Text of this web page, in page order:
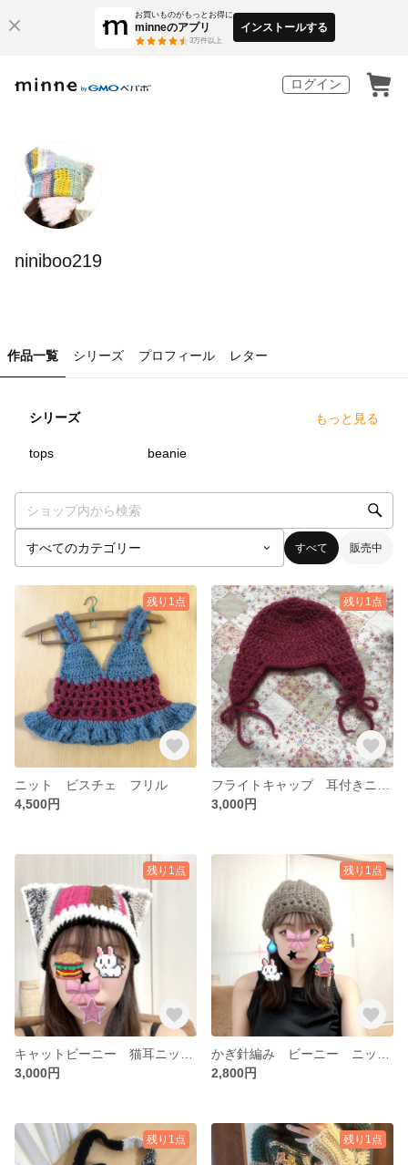
お買いものがもっとお得に
minneのアプリ
3万件以上
インストールする
ログイン
niniboo219
作品一覧 シリーズ プロフィール レター
シリーズ もっと見る
tops beanie
すべて 販売中
残り1点
ニット ビスチェ フリル
4,500円
残り1点
3,000円
残り1点
3,000円
残り1点
2,800円
残り1点 残り1点